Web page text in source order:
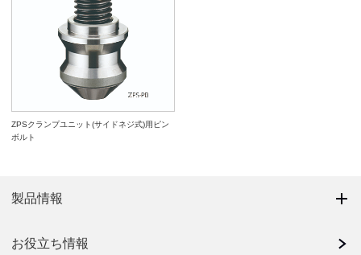
ZPSクランプユニット(サイドネジ式)用ピン
ボルト
製品情報
お役立ち情報